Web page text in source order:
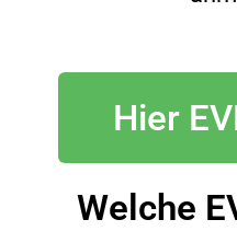
Hier
Welche